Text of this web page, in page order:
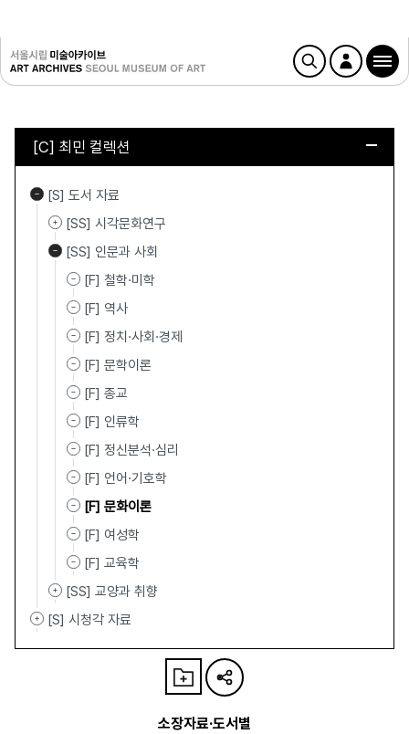
[C] 최민 컬렉션
[S] 도서 자료
[SS] 시각문화연구
[SS] 인문과 사회
[F] 철학·미학
[F] 역사
[F] 정치·사회·경제
[F] 문학이론
[F] 종교
[F] 인류학
[F] 정신분석·심리
[F] 언어·기호학
[F] 문화이론
[F] 여성학
[F] 교육학
[SS] 교양과 취향
[S] 시청각 자료
소장자료·도서별